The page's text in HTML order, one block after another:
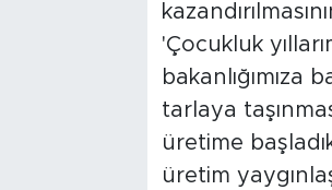
'Çocukluk
tarlaya
üretime
üretim